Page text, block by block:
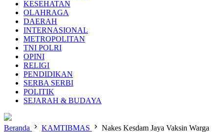
KESEHATAN
OLAHRAGA
DAERAH
INTERNASIONAL
METROPOLITAN
TNI POLRI
OPINI
RELIGI
PENDIDIKAN
SERBA SERBI
POLITIK
SEJARAH & BUDAYA
Beranda KAMTIBMAS
Nakes Kesdam Jaya Vaksin Warga